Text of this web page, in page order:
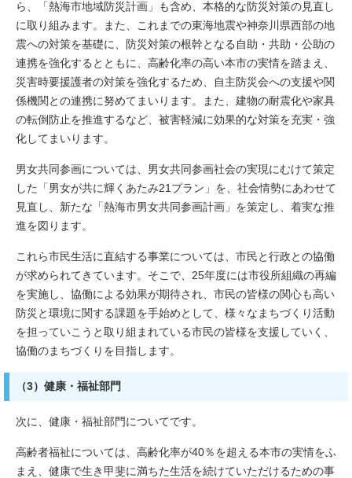
ら、「熱海市地域防災計画」も含め、本格的な防災対策の見直し
に取り組みます。また、これまでの東海地震や神奈川県西部の地
震への対策を基礎に、防災対策の根幹となる自助・共助・公助の
連携を強化するとともに、高齢化率の高い本市の実情を踏まえ、
災害時要援護者の対策を強化するため、自主防災会への支援や関
係機関との連携に努めてまいります。また、建物の耐震化や家具
の転倒防止を推進するなど、被害軽減に効果的な対策を充実・強
化してまいります。
男女共同参画については、男女共同参画社会の実現にむけて策定
した「男女が共に輝くあたみ21プラン」を、社会情勢にあわせて
見直し、新たな「熱海市男女共同参画計画」を策定し、着実な推
進を図ります。
これら市民生活に直結する事業については、市民と行政との協働
が求められてきています。そこで、25年度には市役所組織の再編
を実施し、協働による効果が期待され、市民の皆様の関心も高い
防災と環境に関する課題を手始めとして、様々なまちづくり活動
を担っていこうと取り組まれている市民の皆様を支援していく、
協働のまちづくりを目指します。
（3）健康・福祉部門
次に、健康・福祉部門についてです。
高齢者福祉については、高齢化率が40％を超える本市の実情をふ
まえ、健康で生き甲斐に満ちた生活を続けていただけるための事